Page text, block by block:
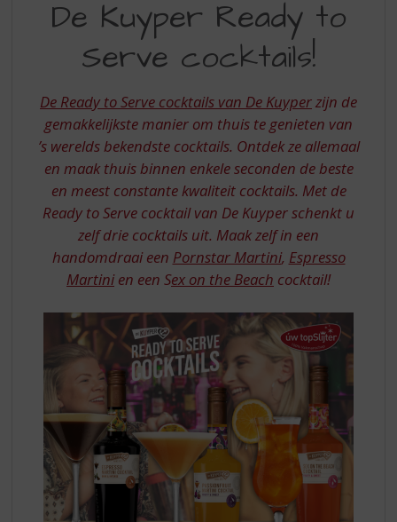
KUYPER
READY
SERVE
COCKTAILS
De Kuyper Ready to
Serve cocktails!
De Ready to Serve cocktails van De Kuyperzijn de
gemakkelijkste manier om thuis te genieten van
’s werelds bekendste cocktails. Ontdek ze allemaal
en maak thuis binnen enkele seconden de beste
en meest constante kwaliteit cocktails. Met de
Ready to Serve cocktail van De Kuyper schenkt u
zelf drie cocktails uit. Maak zelf in een
handomdraai een Pornstar Martini, Espresso
Martini en een Sex on the Beach cocktail!